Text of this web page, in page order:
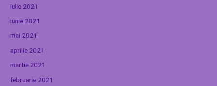
iulie 2021
iunie 2021
mai 2021
aprilie 2021
martie 2021
februarie 2021